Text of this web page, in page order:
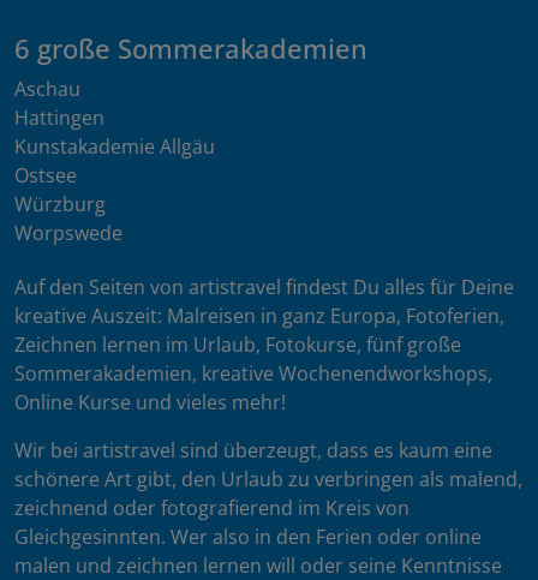
6 große Sommerakademien
Aschau
Hattingen
Kunstakademie Allgäu
Ostsee
Würzburg
Worpswede
Auf den Seiten von artistravel findest Du alles für Deine
kreative Auszeit: Malreisen in ganz Europa, Fotoferien,
Zeichnen lernen im Urlaub, Fotokurse, fünf große
Sommerakademien, kreative Wochenendworkshops,
Online Kurse und vieles mehr!
Wir bei artistravel sind überzeugt, dass es kaum eine
schönere Art gibt, den Urlaub zu verbringen als malend,
zeichnend oder fotografierend im Kreis von
Gleichgesinnten. Wer also in den Ferien oder online
malen und zeichnen lernen will oder seine Kenntnisse